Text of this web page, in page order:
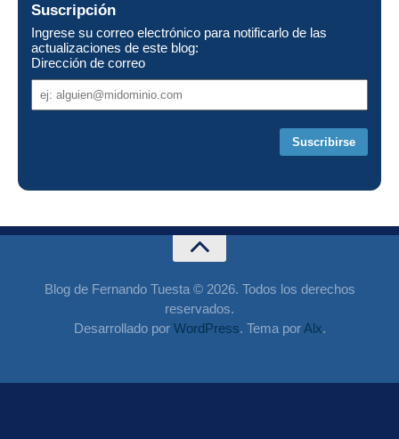
Suscripción
Ingrese su correo electrónico para notificarlo de las
actualizaciones de este blog:
Dirección de correo
de
Blog de Fernando Tuesta © 2026. Todos los derechos
reservados.
Desarrollado por WordPress. Tema porAlx.